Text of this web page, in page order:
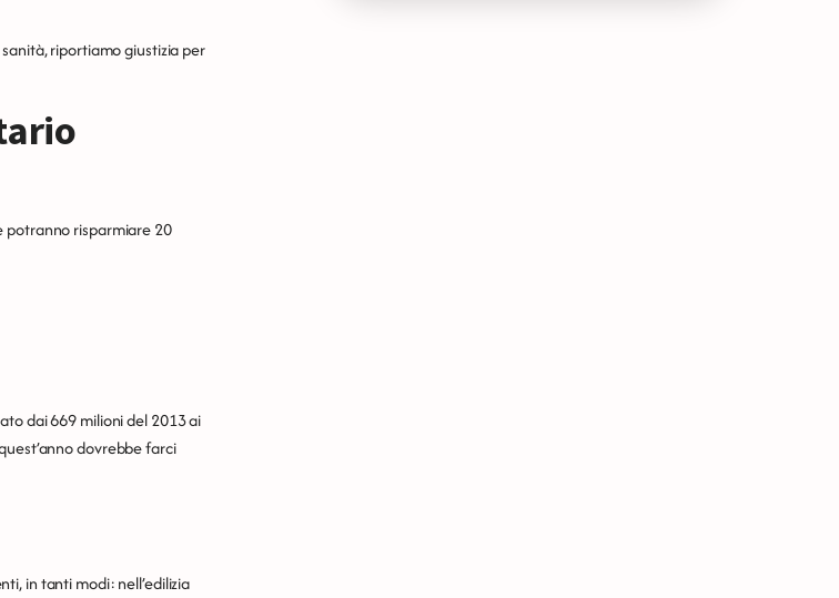
riportiamo giustizia per
potranno risparmiare 20
dai 669 milioni del 2013 ai
dovrebbe farci
in tanti modi: nell’edilizia